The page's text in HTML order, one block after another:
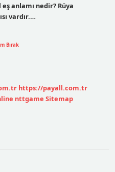
anlamı nedir? Rüya
vardır.…
Bırak
https://payall.com.tr
nttgame Sitemap